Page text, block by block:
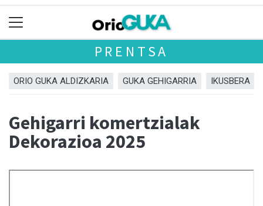
PRENTSA
ORIO GUKA ALDIZKARIA GUKA GEHIGARRIA IKUSBERA
Gehigarri komertzialak
Dekorazioa 2025